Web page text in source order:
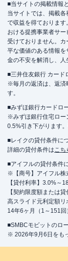
■当サイトの掲載情報
当サイトでは、掲載
で収益を得ておりま
おける提携事業者サ
受けておりません。
平な価値のある情報
金の不安を解消し、人
■三井住友銀行 カード
※毎月の返済は、返済
す。
■みずほ銀行カードロ
※みずほ銀行住宅ロー
0.5%引き下がります
■レイクの貸付条件に
詳細の貸付条件はこち
■アイフルの貸付条件
※【商号】アイフル株
【貸付利率】3.0%～
【契約限度額または
高スライド元利定額
14年6ヶ月（1～151
■SMBCモビットのロ
※ 2026年9月6日をも